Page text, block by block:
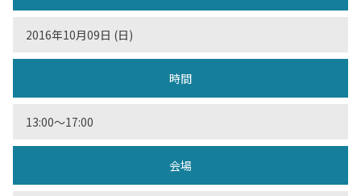
2016年10月09日 (日)
時間
13:00〜17:00
会場